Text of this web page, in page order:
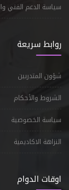
سياسة الدعم الفني
روابط سريعة
شؤون المتدربين
الشروط والأحكام
سياسة الخصوصية
النزاهة الاكاديمية
اوقات الدوام